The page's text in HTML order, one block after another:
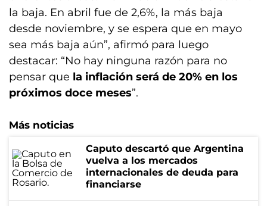
la baja. En abril fue de 2,6%, la más baja
desde noviembre, y se espera que en mayo
sea más baja aún”, afirmó para luego
destacar: “No hay ninguna razón para no
pensar que la inflación será de 20% en los
próximos doce meses”.
Más noticias
Caputo descartó que Argentina
vuelva a los mercados
internacionales de deuda para
financiarse